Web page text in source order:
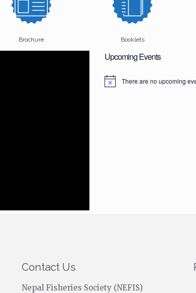
Brochure Booklets
Upcoming Events
N
There are no upcoming
Contact Us
Nepal Fisheries Society (NEFIS)